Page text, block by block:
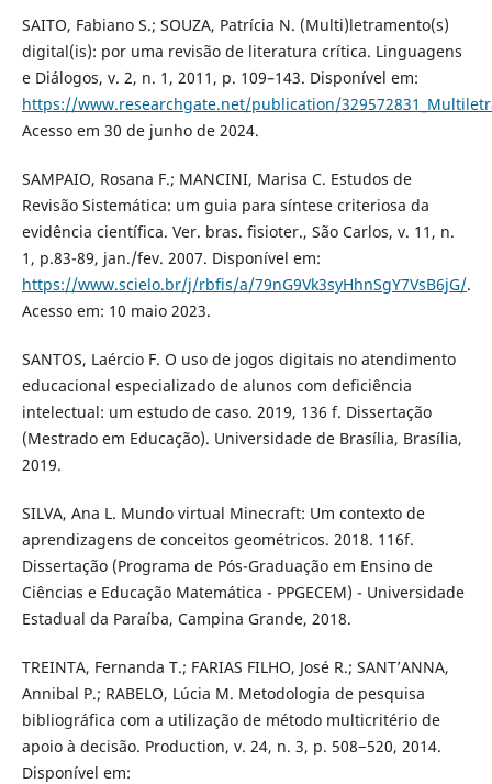
SAITO, Fabiano S.; SOUZA, Patrícia N. (Multi)letramento(s)
digital(is): por uma revisão de literatura crítica. Linguagens
e Diálogos, v. 2, n. 1, 2011, p. 109–143. Disponível em:
https://www.researchgate.net/publication/
Acesso em 30 de junho de 2024.
SAMPAIO, Rosana F.; MANCINI, Marisa C. Estudos de
Revisão Sistemática: um guia para síntese criteriosa da
evidência científica. Ver. bras. fisioter., São Carlos, v. 11, n.
1, p.83-89, jan./fev. 2007. Disponível em:
https://www.scielo.br/j/rbfis/a/79nG9Vk3syHhnSgY7VsB6jG/.
Acesso em: 10 maio 2023.
SANTOS, Laércio F. O uso de jogos digitais no atendimento
educacional especializado de alunos com deficiência
intelectual: um estudo de caso. 2019, 136 f. Dissertação
(Mestrado em Educação). Universidade de Brasília, Brasília,
2019.
SILVA, Ana L. Mundo virtual Minecraft: Um contexto de
aprendizagens de conceitos geométricos. 2018. 116f.
Dissertação (Programa de Pós-Graduação em Ensino de
Ciências e Educação Matemática - PPGECEM) - Universidade
Estadual da Paraíba, Campina Grande, 2018.
TREINTA, Fernanda T.; FARIAS FILHO, José R.; SANT’ANNA,
Annibal P.; RABELO, Lúcia M. Metodologia de pesquisa
bibliográfica com a utilização de método multicritério de
apoio à decisão. Production, v. 24, n. 3, p. 508−520, 2014.
Disponível em: